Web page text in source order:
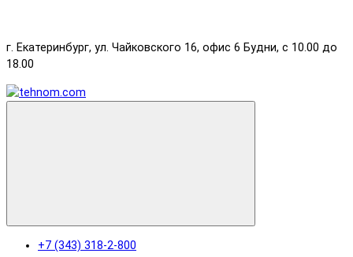
г. Екатеринбург, ул. Чайковского 16, офис 6 Будни, с 10.00 до
18.00
+7 (343) 318-2-800